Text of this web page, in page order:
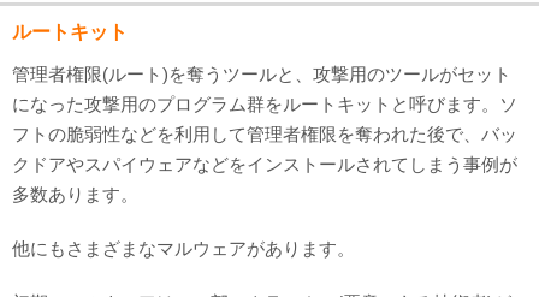
ルートキット
管理者権限(ルート)を奪うツールと、攻撃用のツールがセット
になった攻撃用のプログラム群をルートキットと呼びます。ソ
フトの脆弱性などを利用して管理者権限を奪われた後で、バッ
クドアやスパイウェアなどをインストールされてしまう事例が
多数あります。
他にもさまざまなマルウェアがあります。